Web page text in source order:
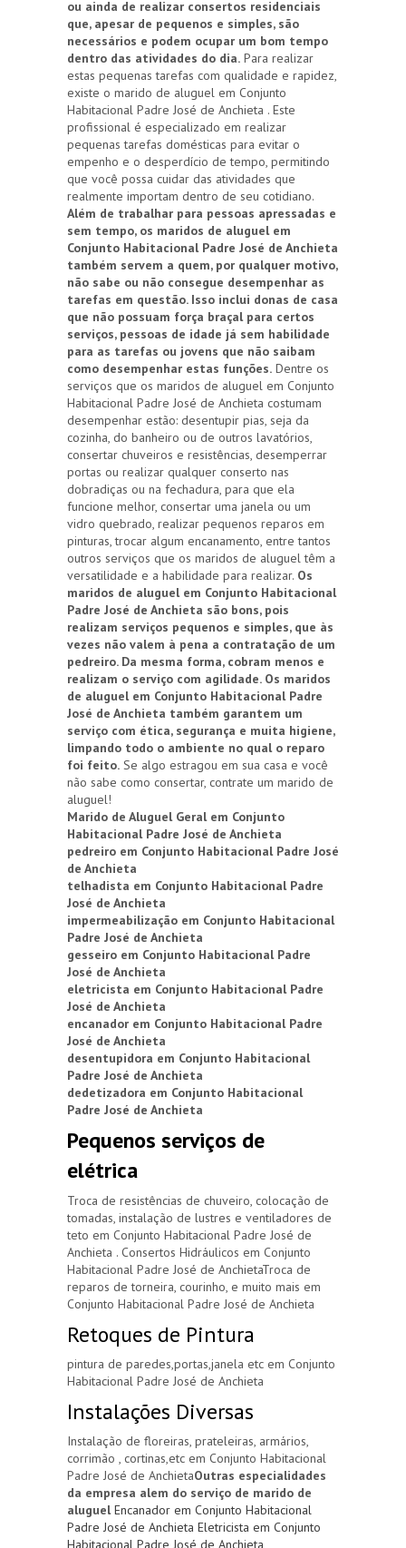
ou ainda de realizar consertos residenciais
que, apesar de pequenos e simples, são
necessários e podem ocupar um bom tempo
dentro das atividades do dia. Para realizar
estas pequenas tarefas com qualidade e rapidez,
existe o marido de aluguel em Conjunto
Habitacional Padre José de Anchieta . Este
profissional é especializado em realizar
pequenas tarefas domésticas para evitar o
empenho e o desperdício de tempo, permitindo
que você possa cuidar das atividades que
realmente importam dentro de seu cotidiano.
Além de trabalhar para pessoas apressadas e
sem tempo, os maridos de aluguel em
Conjunto Habitacional Padre José de Anchieta
também servem a quem, por qualquer motivo,
não sabe ou não consegue desempenhar as
tarefas em questão. Isso inclui donas de casa
que não possuam força braçal para certos
serviços, pessoas de idade já sem habilidade
para as tarefas ou jovens que não saibam
como desempenhar estas funções. Dentre os
serviços que os maridos de aluguel em Conjunto
Habitacional Padre José de Anchieta costumam
desempenhar estão: desentupir pias, seja da
cozinha, do banheiro ou de outros lavatórios,
consertar chuveiros e resistências, desemperrar
portas ou realizar qualquer conserto nas
dobradiças ou na fechadura, para que ela
funcione melhor, consertar uma janela ou um
vidro quebrado, realizar pequenos reparos em
pinturas, trocar algum encanamento, entre tantos
outros serviços que os maridos de aluguel têm a
versatilidade e a habilidade para realizar. Os
maridos de aluguel em Conjunto Habitacional
Padre José de Anchieta são bons, pois
realizam serviços pequenos e simples, que às
vezes não valem à pena a contratação de um
pedreiro. Da mesma forma, cobram menos e
realizam o serviço com agilidade. Os maridos
de aluguel em Conjunto Habitacional Padre
José de Anchieta também garantem um
serviço com ética, segurança e muita higiene,
limpando todo o ambiente no qual o reparo
foi feito. Se algo estragou em sua casa e você
não sabe como consertar, contrate um marido de
aluguel!
Marido de Aluguel Geral em Conjunto
Habitacional Padre José de Anchieta
pedreiro em Conjunto Habitacional Padre José
de Anchieta
telhadista em Conjunto Habitacional Padre
José de Anchieta
impermeabilização em Conjunto Habitacional
Padre José de Anchieta
gesseiro em Conjunto Habitacional Padre
José de Anchieta
eletricista em Conjunto Habitacional Padre
José de Anchieta
encanador em Conjunto Habitacional Padre
José de Anchieta
desentupidora em Conjunto Habitacional
Padre José de Anchieta
dedetizadora em Conjunto Habitacional
Padre José de Anchieta
Pequenos serviços de
elétrica
Troca de resistências de chuveiro, colocação de
tomadas, instalação de lustres e ventiladores de
teto em Conjunto Habitacional Padre José de
Anchieta . Consertos Hidráulicos em Conjunto
Habitacional Padre José de AnchietaTroca de
reparos de torneira, courinho, e muito mais em
Conjunto Habitacional Padre José de Anchieta
Retoques de Pintura
pintura de paredes,portas,janela etc em Conjunto
Habitacional Padre José de Anchieta
Instalações Diversas
Instalação de floreiras, prateleiras, armários,
corrimão , cortinas,etc em Conjunto Habitacional
Padre José de AnchietaOutras especialidades
da empresa alem do serviço de marido de
aluguel Encanador em Conjunto Habitacional
Padre José de Anchieta Eletricista em Conjunto
Habitacional Padre José de Anchieta